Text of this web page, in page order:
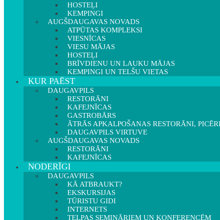
HOSTEĻI
KEMPINGI
AUGŠDAUGAVAS NOVADS
ATPŪTAS KOMPLEKSI
VIESNĪCAS
VIESU MĀJAS
HOSTEĻI
BRĪVDIENU UN LAUKU MĀJAS
KEMPINGI UN TELŠU VIETAS
KUR PAĒST
DAUGAVPILS
RESTORĀNI
KAFEJNĪCAS
GASTROBĀRS
ĀTRĀS APKALPOŠANAS RESTORĀNI,
DAUGAVPILS VIRTUVE
AUGŠDAUGAVAS NOVADS
RESTORĀNI
KAFEJNĪCAS
NODERĪGI
DAUGAVPILS
KĀ ATBRAUKT?
EKSKURSIJAS
TŪRISTU GIDI
INTERNETS
TELPAS SEMINĀRIEM UN KONFERENCĒM